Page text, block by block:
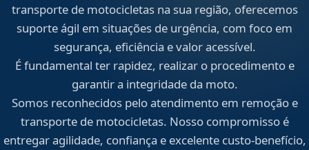
transporte de motocicletas na sua região, oferecemos
suporte ágil em situações de urgência, com foco em
segurança, eficiência e valor acessível.
É fundamental ter rapidez, realizar o procedimento e
garantir a integridade da moto.
Somos reconhecidos pelo atendimento em remoção e
transporte de motocicletas. Nosso compromisso é
entregar agilidade, confiança e excelente custo-benefício,